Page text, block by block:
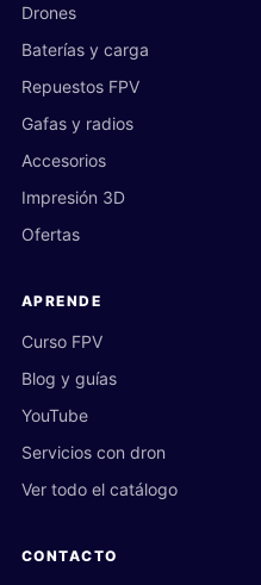
Drones
Baterías y carga
Repuestos FPV
Gafas y radios
Accesorios
Impresión 3D
Ofertas
APRENDE
Curso FPV
Blog y guías
YouTube
Servicios con dron
Ver todo el catálogo
CONTACTO